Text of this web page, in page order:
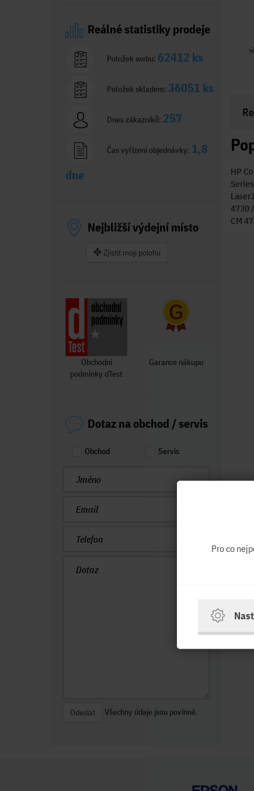
HP
4730
CM
Reálné statistiky prodeje
Položek webu: 62412 ks
Položek skladem: 36051 ks
Dnes zákazníků: 257
Čas vyřízení objednávky: 1,8
dne
Nejbližší výdejní místo
Zjistit moji polohu
Obchodní
podmínky dTest
Garance nákupu
Dotaz na obchod / servis
Obchod Servis
Odeslat Všechny údaje jsou povinné.
Pro co